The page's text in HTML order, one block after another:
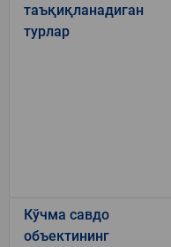
таъқиқланадиган
турлар
Кўчма савдо
объектининг